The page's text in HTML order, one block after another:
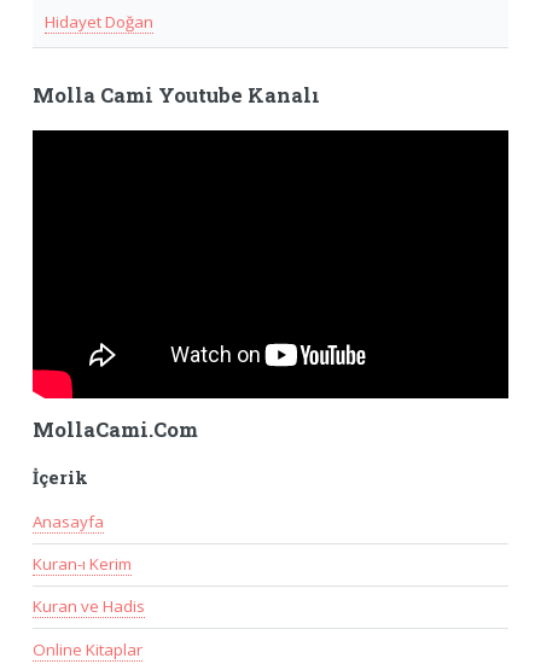
Hidayet Doğan
Molla Cami Youtube Kanalı
MollaCami.Com
İçerik
Anasayfa
Kuran-ı Kerim
Kuran ve Hadis
Online Kitaplar